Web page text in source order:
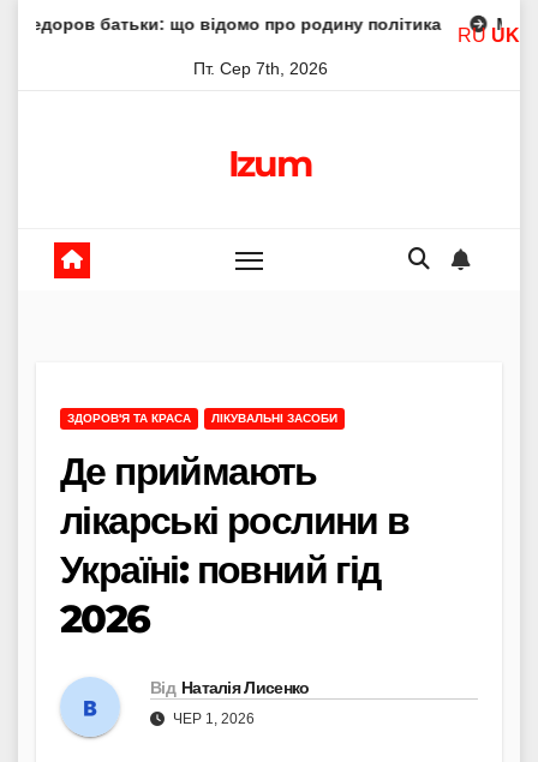
що відомо про родину політика Молитва пресвятої
Пт. Сер 7th, 2026
Izum
ЗДОРОВ'Я ТА КРАСА ЛІКУВАЛЬНІ ЗАСОБИ
Де приймають
лікарські рослини в
Україні: повний гід
2026
Від Наталія Лисенко
ЧЕР 1, 2026
RU UK